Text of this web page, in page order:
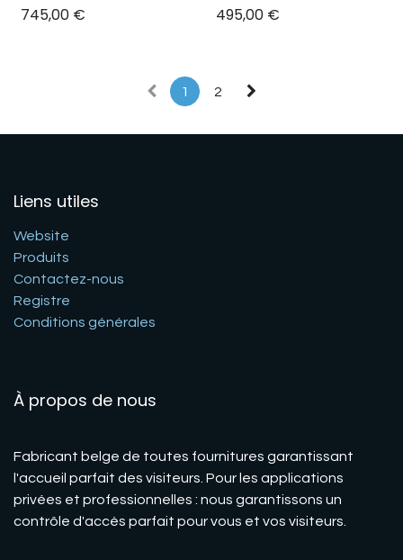
745,00 €
495,00€
1 2
Liens utiles
Website
Produits
Contactez-nous
Registre
Conditions générales
À propos de nous
Fabricant belge de toutes fournitures garantissant
l'accueil parfait des visiteurs. Pour les applications
privées et professionnelles : nous garantissons un
contrôle d'accès parfait pour vous et vos visiteurs.